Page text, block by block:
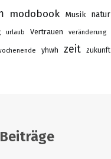
modobook Musik natur
urlaub Vertrauen veränderung
yhwh zeit zukunft